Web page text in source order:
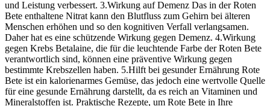
und Leistung verbessert. 3.Wirkung auf Demenz Das in der Roten
Bete enthaltene Nitrat kann den Blutfluss zum Gehirn bei älteren
Menschen erhöhen und so den kognitiven Verfall verlangsamen.
Daher hat es eine schützende Wirkung gegen Demenz. 4.Wirkung
gegen Krebs Betalaine, die für die leuchtende Farbe der Roten Bete
verantwortlich sind, können eine präventive Wirkung gegen
bestimmte Krebszellen haben. 5.Hilft bei gesunder Ernährung Rote
Bete ist ein kalorienarmes Gemüse, das jedoch eine wertvolle Quelle
für eine gesunde Ernährung darstellt, da es reich an Vitaminen und
Mineralstoffen ist. Praktische Rezepte, um Rote Bete in Ihre